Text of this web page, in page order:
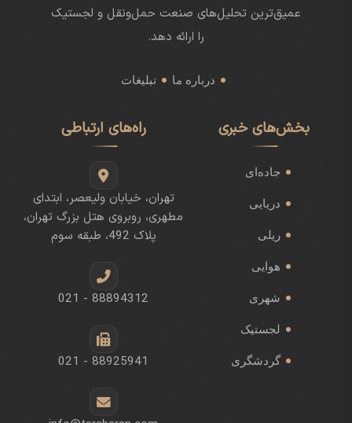
عمیق‌ترین تحلیل‌های صنعت حمل‌ونقل و لجستیک
را ارائه دهد.
درباره ما تبلیغات
بخش‌های خبری
جاده‌ای
دریایی
ریلی
هوایی
شهری
لجستیک
گردشگری
راه‌های ارتباطی
تهران، خیابان ولیعصر، ابتدای
مطهری، روبروی هتل بزرگ تهران،
پلاک 492، طبقه سوم
021 - 88894312
021 - 88925941